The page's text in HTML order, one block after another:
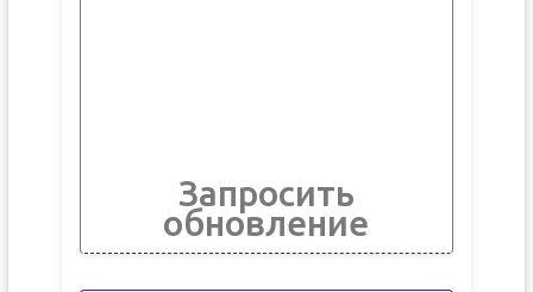
Запросить
обновление